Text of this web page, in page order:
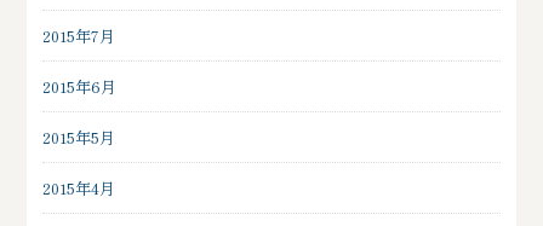
2015年7月
2015年6月
2015年5月
2015年4月